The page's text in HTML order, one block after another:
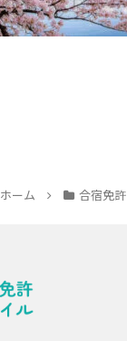
ホーム 合宿免許